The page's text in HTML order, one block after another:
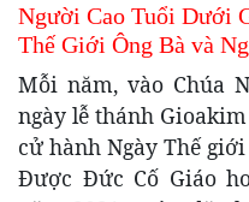
Người Cao Tuổi Dưới
Thế Giới Ông Bà và
Mỗi năm, vào Chúa
ngày lễ thánh
cử hành Ngày Thế
Được Đức Cố Giáo